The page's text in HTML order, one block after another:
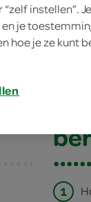
met
1
“zelf instellen”.
je
hoe je ze kunt